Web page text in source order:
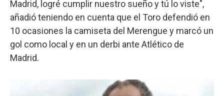
Madrid, logré cumplir nuestro sueño y tú lo viste",
añadió teniendo en cuenta que el Toro defendió en
10 ocasiones la camiseta del Merengue y marcó un
gol como local y en un derbi ante Atlético de
Madrid.